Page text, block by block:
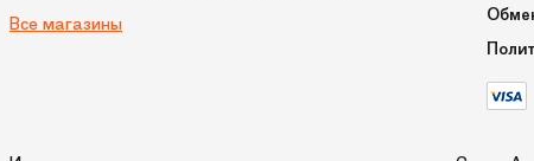
Все магазины